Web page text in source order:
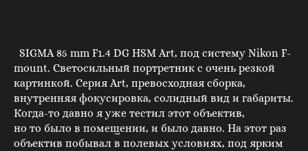
SIGMA 85 mm F1.4 DG HSM Art, под систему Nikon F-
mount. Светосильный портретник с очень резкой
картинкой. Серия Art, превосходная сборка,
внутренняя фокусировка, солидный вид и габариты.
Когда-то давно я уже тестил этот объектив,
но то было в помещении, и было давно. На этот раз
объектив побывал в полевых условиях, под ярким